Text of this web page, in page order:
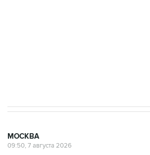
МОСКВА
09:50, 7 августа 2026